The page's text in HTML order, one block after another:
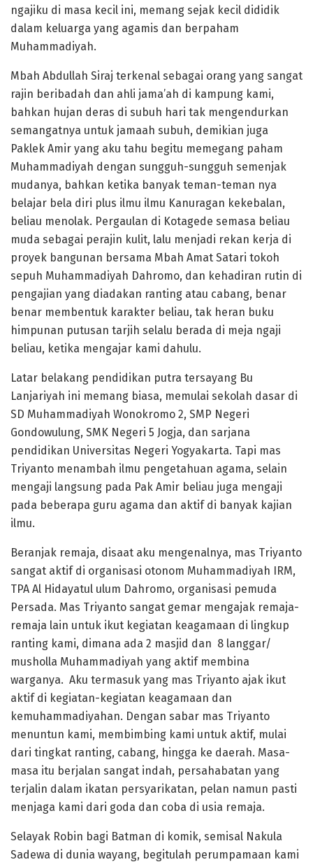
ngajiku di masa kecil ini, memang sejak kecil dididik
dalam keluarga yang agamis dan berpaham
Muhammadiyah.
Mbah Abdullah Siraj terkenal sebagai orang yang sangat
rajin beribadah dan ahli jama’ah di kampung kami,
bahkan hujan deras di subuh hari tak mengendurkan
semangatnya untuk jamaah subuh, demikian juga
Paklek Amir yang aku tahu begitu memegang paham
Muhammadiyah dengan sungguh-sungguh semenjak
mudanya, bahkan ketika banyak teman-teman nya
belajar bela diri plus ilmu ilmu Kanuragan kekebalan,
beliau menolak. Pergaulan di Kotagede semasa beliau
muda sebagai perajin kulit, lalu menjadi rekan kerja di
proyek bangunan bersama Mbah Amat Satari tokoh
sepuh Muhammadiyah Dahromo, dan kehadiran rutin di
pengajian yang diadakan ranting atau cabang, benar
benar membentuk karakter beliau, tak heran buku
himpunan putusan tarjih selalu berada di meja ngaji
beliau, ketika mengajar kami dahulu.
Latar belakang pendidikan putra tersayang Bu
Lanjariyah ini memang biasa, memulai sekolah dasar di
SD Muhammadiyah Wonokromo 2, SMP Negeri
Gondowulung, SMK Negeri 5 Jogja, dan sarjana
pendidikan Universitas Negeri Yogyakarta. Tapi mas
Triyanto menambah ilmu pengetahuan agama, selain
mengaji langsung pada Pak Amir beliau juga mengaji
pada beberapa guru agama dan aktif di banyak kajian
ilmu.
Beranjak remaja, disaat aku mengenalnya, mas Triyanto
sangat aktif di organisasi otonom Muhammadiyah IRM,
TPA Al Hidayatul ulum Dahromo, organisasi pemuda
Persada. Mas Triyanto sangat gemar mengajak remaja-
remaja lain untuk ikut kegiatan keagamaan di lingkup
ranting kami, dimana ada 2 masjid dan 8 langgar/
musholla Muhammadiyah yang aktif membina
warganya. Aku termasuk yang mas Triyanto ajak ikut
aktif di kegiatan-kegiatan keagamaan dan
kemuhammadiyahan. Dengan sabar mas Triyanto
menuntun kami, membimbing kami untuk aktif, mulai
dari tingkat ranting, cabang, hingga ke daerah. Masa-
masa itu berjalan sangat indah, persahabatan yang
terjalin dalam ikatan persyarikatan, pelan namun pasti
menjaga kami dari goda dan coba di usia remaja.
Selayak Robin bagi Batman di komik, semisal Nakula
Sadewa di dunia wayang, begitulah perumpamaan kami